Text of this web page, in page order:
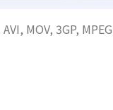
MOV, 3GP,